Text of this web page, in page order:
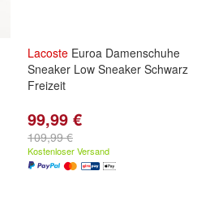
Lacoste Euroa Damenschuhe
Sneaker Low Sneaker Schwarz
Freizeit
99,99 €
109,99 €
Kostenloser Versand